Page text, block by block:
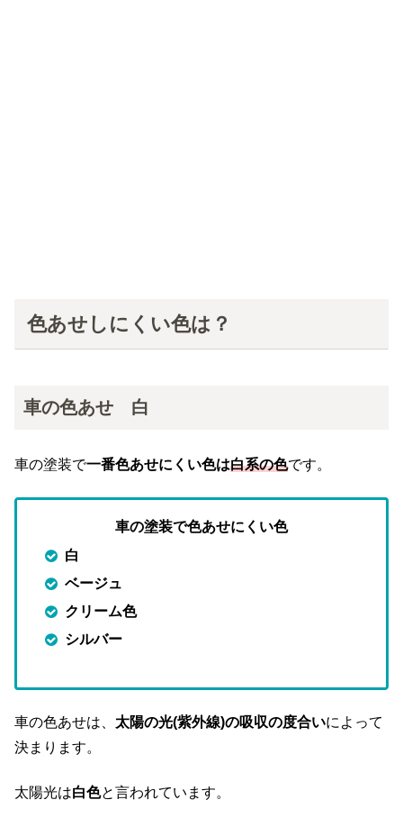
色あせしにくい色は？
車の色あせ 白
車の塗装で一番色あせにくい色は白系の色です。
車の塗装で色あせにくい色
白
ベージュ
クリーム色
シルバー
車の色あせは、 太陽の光(紫外線)の吸収の度合いによって
決まります。
太陽光は白色と言われています。